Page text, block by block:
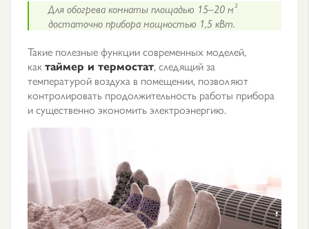
Для обогрева комнаты площадью 15–20 м²
достаточно прибора мощностью 1,5 кВт.
Такие полезные функции современных моделей,
кактаймер и термостат, следящий за
температурой воздуха в помещении, позволяют
контролировать продолжительность работы прибора
и существенно экономить электроэнергию.